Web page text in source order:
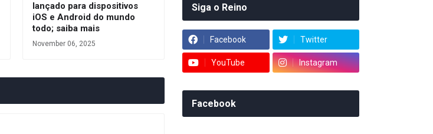
lançado para dispositivos
iOS e Android do mundo
todo; saiba mais
November 06, 2025
Siga o Reino
Facebook Twitter
YouTube Instagram
Facebook